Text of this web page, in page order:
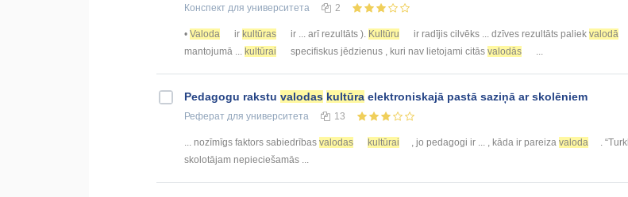
Конспект для университета 2
• Valoda ir kultūras ir ... arī rezultāts ). Kultūru ir radījis cilvēks ... dzīves rezultāts paliek valodā
mantojumā ... kultūrai specifiskus jēdzienus , kuri nav lietojami citās valodās ...
Pedagogu rakstu valodas kultūra elektroniskajā pastā saziņā ar skolēniem
Реферат для университета 13
... nozīmīgs faktors sabiedrības valodas kultūrai , jo pedagogi ir ... , kāda ir pareiza valoda
.
skolotājam nepieciešamās ...